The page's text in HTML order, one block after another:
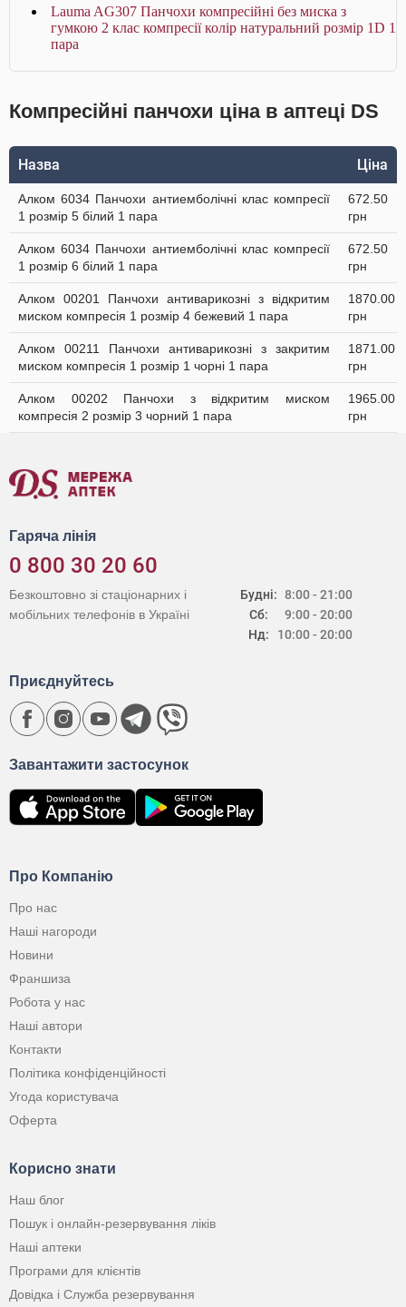
Lauma AG307 Панчохи компресійні без миска з
гумкою 2 клас компресії колір натуральний розмір 1D 1
пара
Компресійні панчохи ціна в аптеці DS
Назва Ціна
Алком 6034 Панчохи антиемболічні клас компресії
1 розмір 5 білий 1 пара
672.50
грн
Алком 6034 Панчохи антиемболічні клас компресії
1 розмір 6 білий 1 пара
672.50
грн
Алком 00201 Панчохи антиварикозні з відкритим
миском компресія 1 розмір 4 бежевий 1 пара
1870.00
грн
Алком 00211 Панчохи антиварикозні з закритим
миском компресія 1 розмір 1 чорні 1 пара
1871.00
грн
Алком 00202 Панчохи з відкритим миском
компресія 2 розмір 3 чорний 1 пара
1965.00
грн
Гаряча лінія
0 800 30 20 60
Будні:
Сб:
Нд:
8:00 - 21:00
9:00 - 20:00
10:00 - 20:00
Безкоштовно зі стаціонарних і
мобільних телефонів в Україні
Про Компанію
Про нас
Наші нагороди
Новини
Франшиза
Робота у нас
Наші автори
Контакти
Політика конфіденційності
Угода користувача
Оферта
Корисно знати
Наш блог
Пошук і онлайн-резервування ліків
Наші аптеки
Програми для клієнтів
Довідка і Служба резервування
Завантажити застосунок
Приєднуйтесь